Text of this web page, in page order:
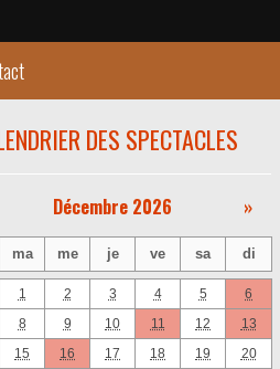
DES SPECTACLES
Décembre 2026 »
ma me je ve sa di
1 2 3 4 5
6
8 9 10 11 12
13
15 16 17 18 19
20